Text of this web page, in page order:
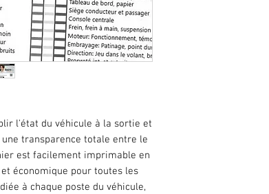
l'état du véhicule à la sortie et
transparence totale entre le
est facilement imprimable en
économique pour toutes les
à chaque poste du véhicule,